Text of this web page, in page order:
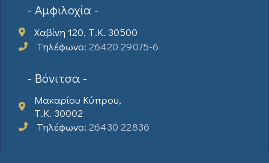
- Αμφιλοχία -
Χαβίνη 120, Τ.Κ. 30500
Τηλέφωνο: 26420 29075-6
- Βόνιτσα -
Μακαρίου Κύπρου,
Τ.Κ. 30002
Τηλέφωνο: 26430 22836